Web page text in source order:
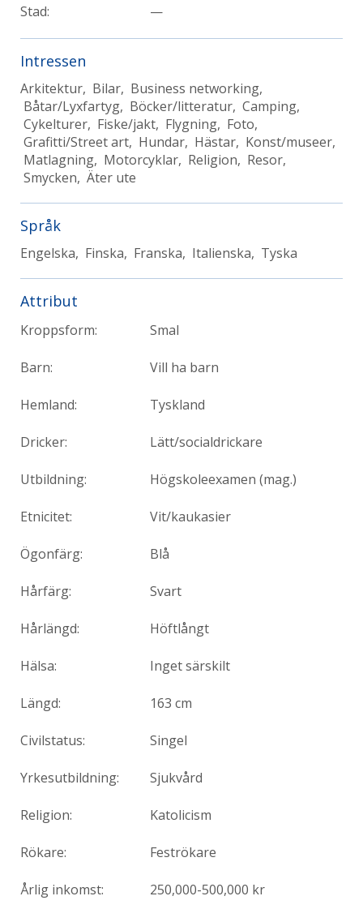
Stad:
—
Intressen
Arkitektur, Bilar, Business networking,
Båtar/Lyxfartyg, Böcker/litteratur, Camping,
Cykelturer, Fiske/jakt, Flygning, Foto,
Grafitti/Street art, Hundar, Hästar, Konst/museer,
Matlagning, Motorcyklar, Religion, Resor,
Smycken, Äter ute
Språk
Engelska, Finska, Franska, Italienska, Tyska
Attribut
Kroppsform: Smal
Barn: Vill ha barn
Hemland: Tyskland
Dricker: Lätt/socialdrickare
Utbildning: Högskoleexamen (mag.)
Etnicitet: Vit/kaukasier
Ögonfärg: Blå
Hårfärg: Svart
Hårlängd: Höftlångt
Hälsa: Inget särskilt
Längd: 163 cm
Civilstatus: Singel
Yrkesutbildning: Sjukvård
Religion: Katolicism
Rökare: Feströkare
Årlig inkomst: 250,000-500,000 kr